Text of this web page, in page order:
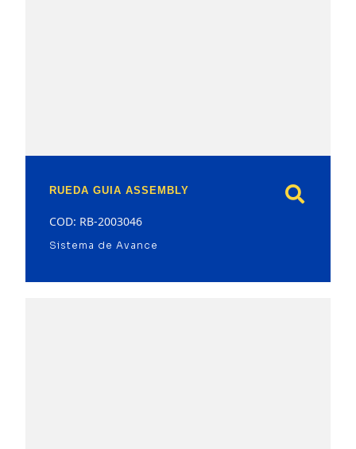
RUEDA GUIA ASSEMBLY
COD: RB-2003046
Sistema de Avance